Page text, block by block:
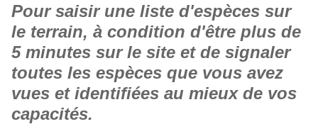
Pour saisir une liste d'espèces sur
le terrain, à condition d'être plus de
5 minutes sur le site et de signaler
toutes les espèces que vous avez
vues et identifiées au mieux de vos
capacités.